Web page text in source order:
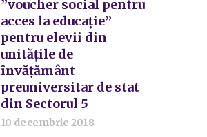
”voucher social pentru
acces la educație”
pentru elevii din
unitățile de
învățământ
preuniversitar de stat
din Sectorul 5
10 decembrie 2018